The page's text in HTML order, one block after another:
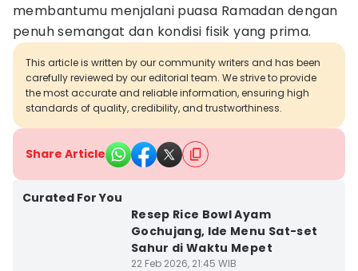
membantumu menjalani puasa Ramadan dengan
penuh semangat dan kondisi fisik yang prima.
This article is written by our community writers and has been
carefully reviewed by our editorial team. We strive to provide
the most accurate and reliable information, ensuring high
standards of quality, credibility, and trustworthiness.
Share Article
Curated For You
Resep Rice Bowl Ayam
Gochujang, Ide Menu Sat-set
Sahur di Waktu Mepet
22 Feb 2026, 21:45 WIB